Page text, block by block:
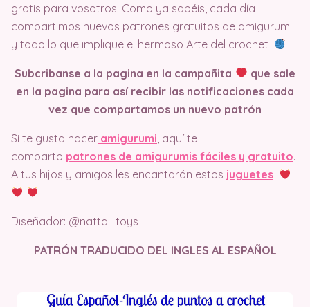
gratis para vosotros. Como ya sabéis, cada día
compartimos nuevos patrones gratuitos de amigurumi
y todo lo que implique el hermoso Arte del crochet
Subcribanse a la pagina en la campañita
que sale
en la pagina para así recibir las notificaciones cada
vez que compartamos un nuevo patrón
Si te gusta hacer amigurumi , aquí te
comparto patrones de amigurumis fáciles y gratuito.
A tus hijos y amigos les encantarán estos juguetes
Diseñador: @natta_toys
PATRÓN TRADUCIDO DEL INGLES AL ESPAÑOL